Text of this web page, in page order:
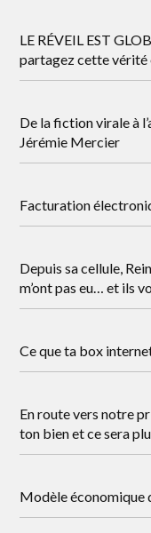
LE RÉVEIL EST
partagez cette vérité
De la fiction virale à
Jérémie Mercier
Facturation
Depuis sa cellule,
m’ont pas eu… et ils
Ce que ta box
En route vers notre
ton bien et ce sera
Modèle économique